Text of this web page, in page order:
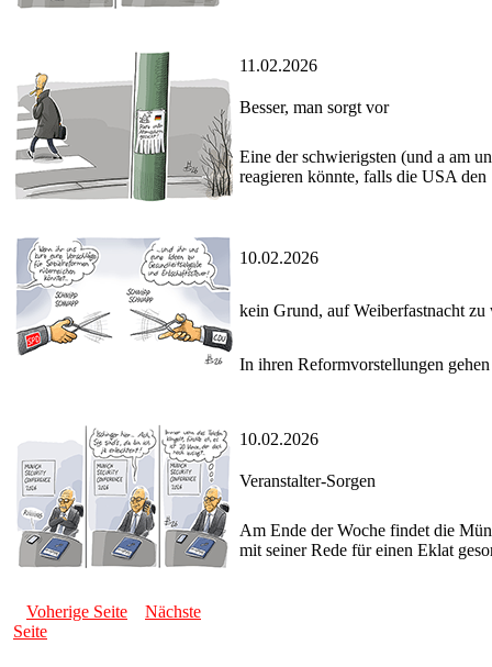
11.02.2026
Besser, man sorgt vor
Eine der schwierigsten (und a am
reagieren könnte, falls die USA
10.02.2026
kein Grund, auf Weiberfastnacht zu
In ihren Reformvorstellungen
10.02.2026
Veranstalter-Sorgen
Am Ende der Woche findet die
mit seiner Rede für einen Eklat
Voherige Seite
Nächste
Seite